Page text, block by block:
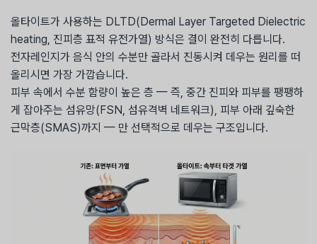
올타이트가 사용하는 DLTD(Dermal Layer Targeted Dielectric
heating, 진피층 표적 유전가열) 방식은 결이 완전히 다릅니다.
전자레인지가 음식 안의 수분만 골라서 진동시켜 데우는 원리를 떠
올리시면 가장 가깝습니다.
피부 속에서 수분 함량이 높은 층 — 즉, 중간 진피와 피부를 팽팽하
게 잡아주는 섬유망(FSN, 섬유격벽 네트워크), 피부 아래 깊숙한
근막층(SMAS)까지 — 만 선택적으로 데우는 구조입니다.